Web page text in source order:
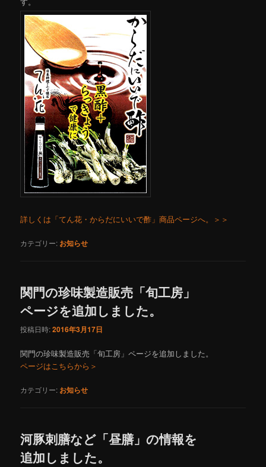
詳しくは「てん花・からだにいいで酢」商品ページへ。＞＞
カテゴリー: お知らせ
関門の珍味製造販売「旬工房」
ページを追加しました。
投稿日時:2016年3月17日
関門の珍味製造販売「旬工房」ページを追加しました。
ページはこちらから＞
カテゴリー: お知らせ
河豚刺膳など「昼膳」の情報を
追加しました。